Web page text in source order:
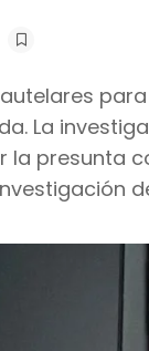
La
la presunta